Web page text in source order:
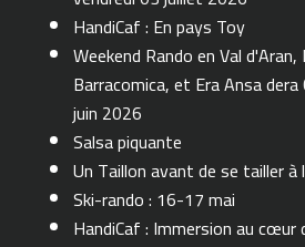
HandiCaf : En pays Toy
Weekend Rando en Val
Barracomica, et Era Ansa
juin 2026
Salsa piquante
Un Taillon avant de se tailler à
Ski-rando : 16-17 mai
HandiCaf : Immersion au cœur